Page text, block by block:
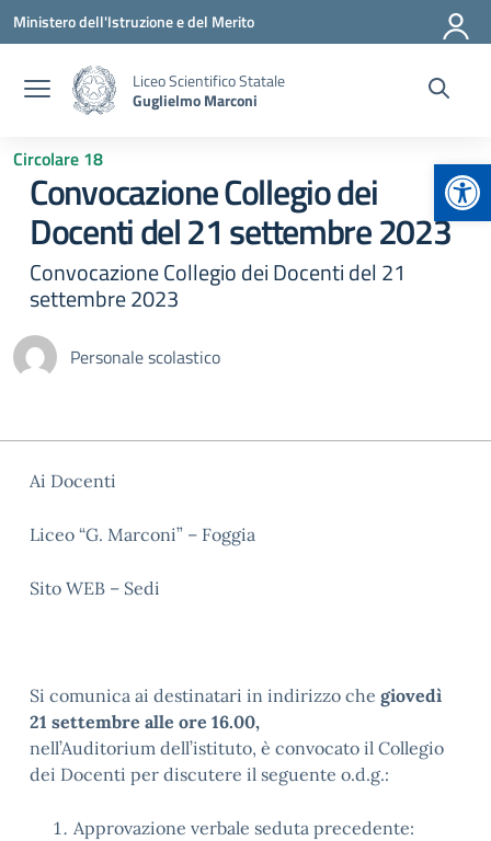
Vai ai contenuti
Vai al menu di navigazione
Vai al footer
Ministero dell'Istruzione e del Merito
Liceo Scientifico Statale
Guglielmo Marconi
Circolare 18
Convocazione Collegio dei
Docenti del 21 settembre 2023
Convocazione Collegio dei Docenti del 21
settembre 2023
Personale scolastico
Ai Docenti
Liceo “G. Marconi” – Foggia
Sito WEB – Sedi
Si comunica ai destinatari in indirizzo che giovedì
21 settembre alle ore 16.00,
nell’Auditorium dell’istituto, è convocato il Collegio
dei Docenti per discutere il seguente o.d.g.:
Approvazione verbale seduta precedente: